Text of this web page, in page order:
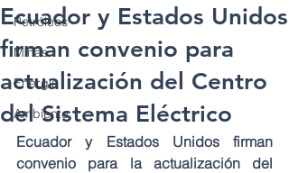
Petróleos
Minas
Energía
Ambiente
Ecuador y Estados Unidos
firman convenio para
actualización del Centro
del Sistema Eléctrico
Ecuador y Estados Unidos firman
convenio para la actualización del